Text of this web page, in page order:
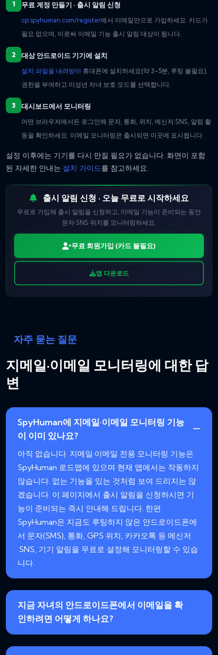
무료 계정 만들기 · 출시 알림 신청
cp.spyhuman.com/register에서 이메일만으로 가입하세요. 카드가
필요 없으며, 이로써 이메일 기능 출시 알림 대상이 됩니다.
대상 안드로이드 기기에 설치
설치 파일을 내려받아 휴대폰에 설치하세요(약 3~5분, 루팅 불필요).
권한을 부여하고 미성년 자녀 보호 모드를 선택합니다.
대시보드에서 모니터링
어떤 브라우저에서든 로그인해 문자, 통화, 위치, 메신저·SNS, 알림 활
동을 확인하세요. 이메일 모니터링은 출시되면 이곳에 표시됩니다.
설정 이후에는 기기를 다시 만질 필요가 없습니다. 화면이 포함
된 자세한 안내는 설치 가이드를 참고하세요.
출시 알림 신청 · 오늘 무료로 시작하세요
무료로 가입해 출시 알림을 신청하고, 이메일 기능이 준비되는 동안
문자·SNS·위치를 모니터링하세요.
무료 회원가입 (카드 불필요)
앱 다운로드
자주 묻는 질문
지메일·이메일 모니터링에 대한 답
변
SpyHuman에 지메일·이메일 모니터링 기능
이 이미 있나요?
아직 없습니다. 지메일·이메일 전용 모니터링 기능은
SpyHuman 로드맵에 있으며 현재 앱에서는 작동하지
않습니다. 없는 기능을 있는 것처럼 보여 드리지는 않
겠습니다. 이 페이지에서 출시 알림을 신청하시면 기
능이 준비되는 즉시 안내해 드립니다. 한편
SpyHuman은 지금도 루팅하지 않은 안드로이드폰에
서 문자(SMS), 통화, GPS 위치, 카카오톡 등 메신저
·SNS, 기기 알림을 무료로 설정해 모니터링할 수 있습
니다.
지금 자녀의 안드로이드폰에서 이메일을 확
인하려면 어떻게 하나요?